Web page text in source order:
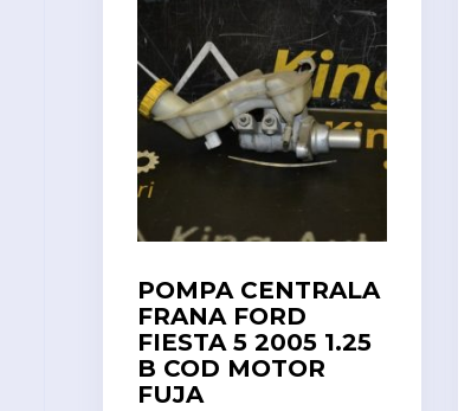
POMPA CENTRALA
FRANA FORD
FIESTA 5 2005 1.25
B COD MOTOR
FUJA